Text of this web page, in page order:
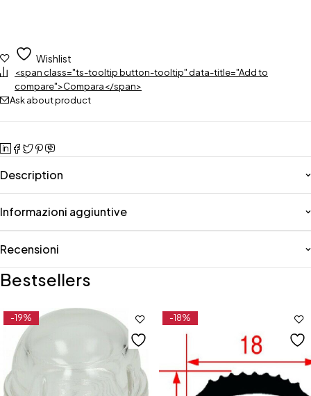
Wishlist
<span class="ts-tooltip button-tooltip" data-title="Add to
compare">Compara</span>
Ask about product
Description
Informazioni aggiuntive
Recensioni
Bestsellers
-19% -18%